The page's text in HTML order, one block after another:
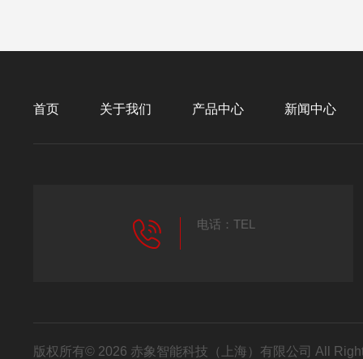
首页 关于我们 产品中心 新闻中心
电话：TEL
版权所有© 2026 赤象智能科技（上海）有限公司 All